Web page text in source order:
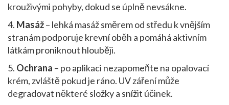
krouživými pohyby, dokud se úplně nevsákne.
4. Masáž– lehká masáž směrem od středu k vnějším
stranám podporuje krevní oběh a pomáhá aktivním
látkám proniknout hlouběji.
5. Ochrana – po aplikaci nezapomeňte na opalovací
krém, zvláště pokud je ráno. UV záření může
degradovat některé složky a snížit účinek.